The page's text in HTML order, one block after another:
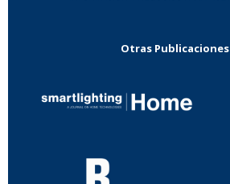
Otras Publicaciones